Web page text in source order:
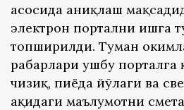
асосида аниқлаш
электрон портални ишга
топширилди. Туман
раҳбарлари ушбу порталга
чизиқ, пиёда йўлаги ва
ҳақидаги маълумотни